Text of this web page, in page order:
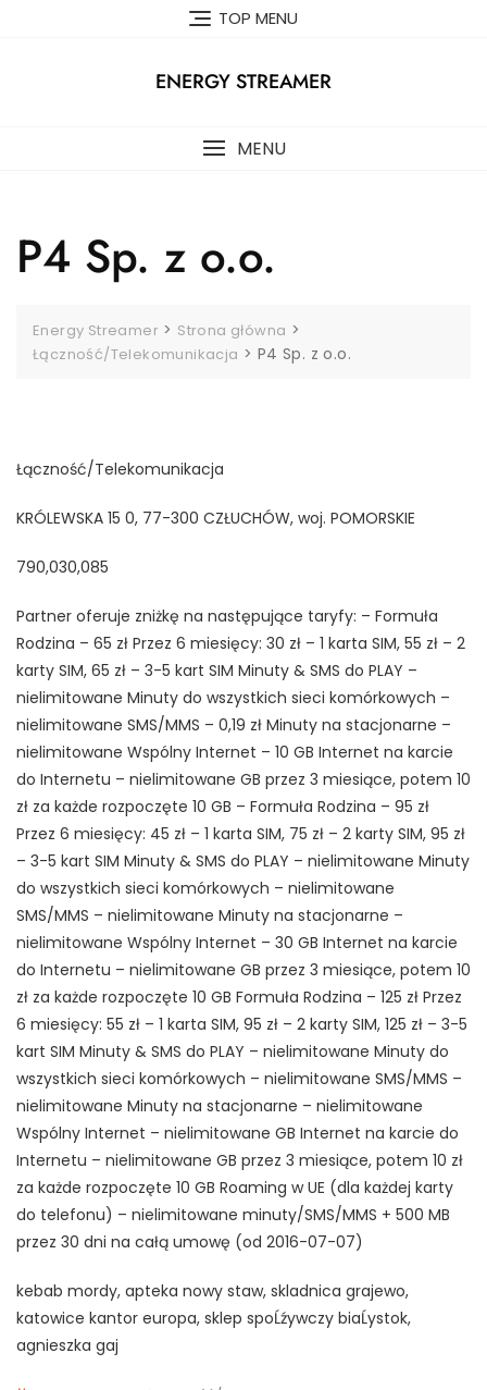
TOP MENU
ENERGY STREAMER
MENU
P4 Sp. z o.o.
Energy Streamer > Strona główna >
Łączność/Telekomunikacja > P4 Sp. z o.o.
Łączność/Telekomunikacja
KRÓLEWSKA 15 0, 77-300 CZŁUCHÓW, woj. POMORSKIE
790,030,085
Partner oferuje zniżkę na następujące taryfy: – Formuła
Rodzina – 65 zł Przez 6 miesięcy: 30 zł – 1 karta SIM, 55 zł – 2
karty SIM, 65 zł – 3-5 kart SIM Minuty & SMS do PLAY –
nielimitowane Minuty do wszystkich sieci komórkowych –
nielimitowane SMS/MMS – 0,19 zł Minuty na stacjonarne –
nielimitowane Wspólny Internet – 10 GB Internet na karcie
do Internetu – nielimitowane GB przez 3 miesiące, potem 10
zł za każde rozpoczęte 10 GB – Formuła Rodzina – 95 zł
Przez 6 miesięcy: 45 zł – 1 karta SIM, 75 zł – 2 karty SIM, 95 zł
– 3-5 kart SIM Minuty & SMS do PLAY – nielimitowane Minuty
do wszystkich sieci komórkowych – nielimitowane
SMS/MMS – nielimitowane Minuty na stacjonarne –
nielimitowane Wspólny Internet – 30 GB Internet na karcie
do Internetu – nielimitowane GB przez 3 miesiące, potem 10
zł za każde rozpoczęte 10 GB Formuła Rodzina – 125 zł Przez
6 miesięcy: 55 zł – 1 karta SIM, 95 zł – 2 karty SIM, 125 zł – 3-5
kart SIM Minuty & SMS do PLAY – nielimitowane Minuty do
wszystkich sieci komórkowych – nielimitowane SMS/MMS –
nielimitowane Minuty na stacjonarne – nielimitowane
Wspólny Internet – nielimitowane GB Internet na karcie do
Internetu – nielimitowane GB przez 3 miesiące, potem 10 zł
za każde rozpoczęte 10 GB Roaming w UE (dla każdej karty
do telefonu) – nielimitowane minuty/SMS/MMS + 500 MB
przez 30 dni na całą umowę (od 2016-07-07)
kebab mordy, apteka nowy staw, skladnica grajewo,
katowice kantor europa, sklep spoĹźywczy biaĹystok,
agnieszka gaj